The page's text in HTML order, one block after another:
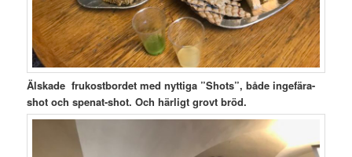
Älskade frukostbordet med nyttiga ”Shots”, både ingefära-
shot och spenat-shot. Och härligt grovt bröd.